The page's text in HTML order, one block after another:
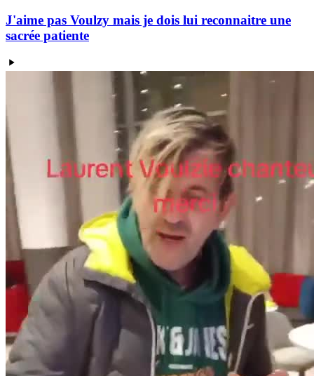
J'aime pas Voulzy mais je dois lui reconnaitre une
sacrée patiente